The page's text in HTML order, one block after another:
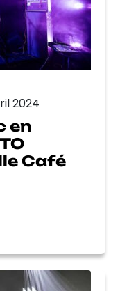
2024
en
Café